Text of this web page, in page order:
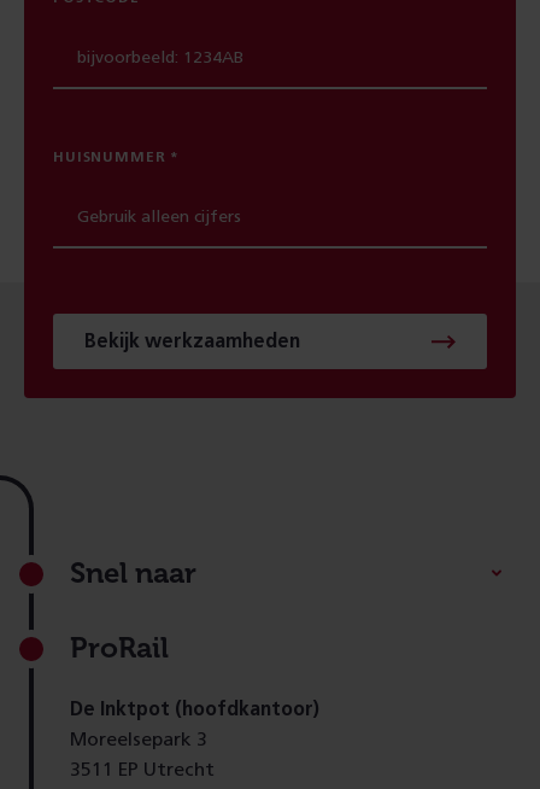
HUISNUMMER
Bekijk werkzaamheden
Footer
Snel naar
ProRail
De Inktpot (hoofdkantoor)
Moreelsepark 3
3511 EP Utrecht